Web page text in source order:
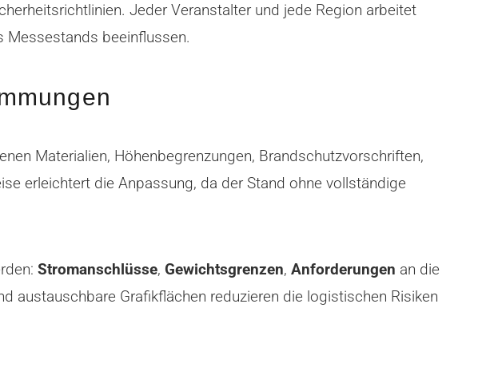
Jeder Veranstalter und jede Region arbeitet
Messestands beeinflussen.
Materialien, Höhenbegrenzungen, Brandschutzvorschriften,
erleichtert die Anpassung, da der Stand ohne vollständige
Stromanschlüsse, Gewichtsgrenzen, Anforderungen an die
austauschbare Grafikflächen reduzieren die logistischen Risiken